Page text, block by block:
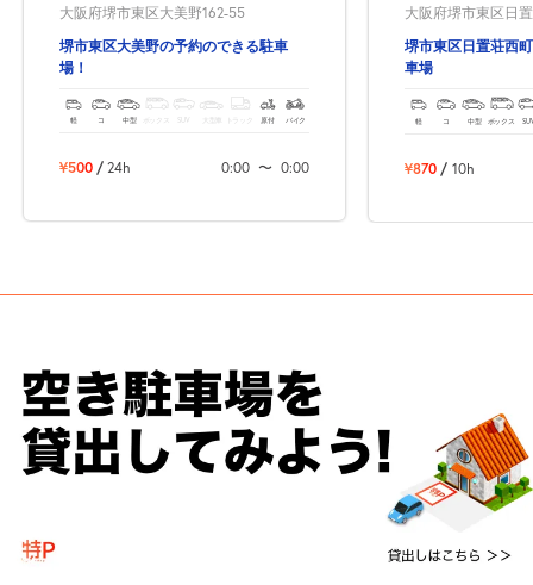
大阪府堺市東区大美野162-55
堺市東区大美野の予約のできる駐車
場！
軽 コ 中型 ボックス SUV トラック 原付 バイク
¥500 / 24h 0:00 〜 0:00
大阪府堺市東区日
堺市東区日置荘西
車場
軽 コ 中型 ボックス
¥870 / 10h